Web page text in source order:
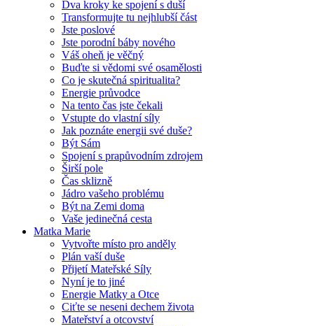
Dva kroky ke spojení s duší
Transformujte tu nejhlubší část
Jste poslové
Jste porodní báby nového
Váš oheň je věčný
Buďte si vědomi své osamělosti
Co je skutečná spiritualita?
Energie průvodce
Na tento čas jste čekali
Vstupte do vlastní síly
Jak poznáte energii své duše?
Být Sám
Spojení s prapůvodním zdrojem
Širší pole
Čas sklizně
Jádro vašeho problému
Být na Zemi doma
Vaše jedinečná cesta
Matka Marie
Vytvořte místo pro anděly
Plán vaší duše
Přijetí Mateřské Síly
Nyní je to jiné
Energie Matky a Otce
Ciťte se neseni dechem života
Mateřství a otcovství